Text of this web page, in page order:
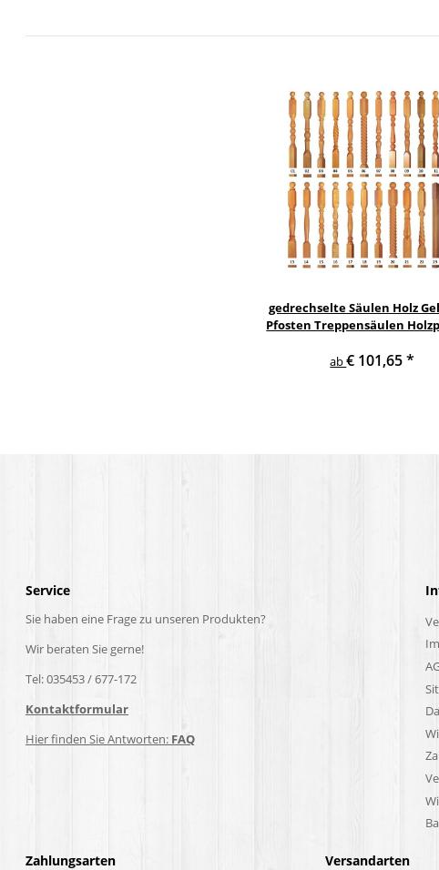
gedrechselte Säulen Holz
Pfosten Treppensäulen
ab€ 101,65*
Service
Sie haben eine Frage zu unseren Produkten?
Wir beraten Sie gerne!
Tel: 035453 / 677-172
Kontaktformular
Hier finden Sie Antworten: FAQ
Zahlungsarten Versandarten